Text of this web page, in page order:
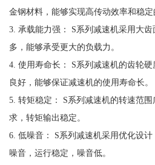
金钢材料，能够实现高传动效率和稳定
3. 承载能力强： S系列减速机采用大
多，能够承受更大的负载力。
4. 使用寿命长： S系列减速机的齿轮
良好，能够保证减速机的使用寿命长。
5. 转矩稳定： S系列减速机的转速范
求，转矩输出稳定。
6. 低噪音： S系列减速机采用优化设
噪音，运行稳定，噪音低。